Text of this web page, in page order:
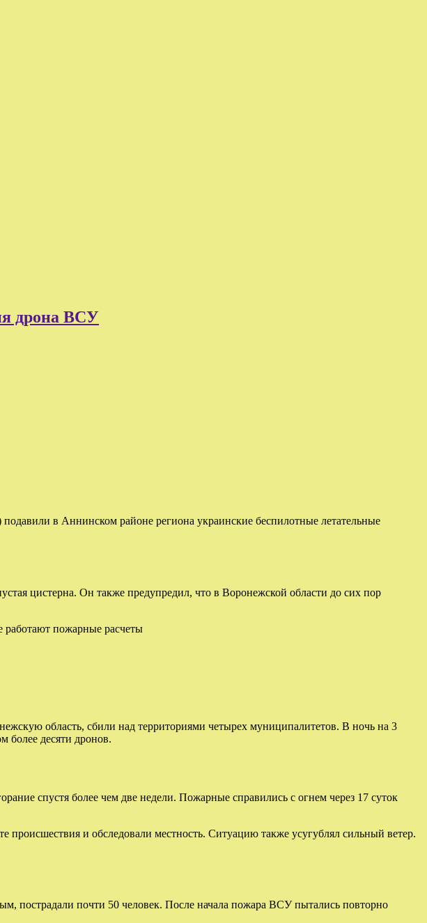
дрона ВСУ
в Аннинском районе региона украинские беспилотные летательные
цистерна. Он также предупредил, что в Воронежской области до сих пор
работают пожарные расчеты
область, сбили над территориями четырех муниципалитетов. В ночь на 3
более десяти дронов.
спустя более чем две недели. Пожарные справились с огнем через 17 суток
происшествия и обследовали местность. Ситуацию также усугублял сильный ветер.
пострадали почти 50 человек. После начала пожара ВСУ пытались повторно